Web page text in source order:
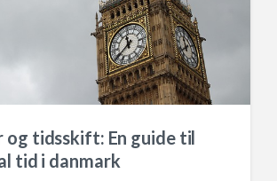
og tidsskift: En guide til
tid i danmark